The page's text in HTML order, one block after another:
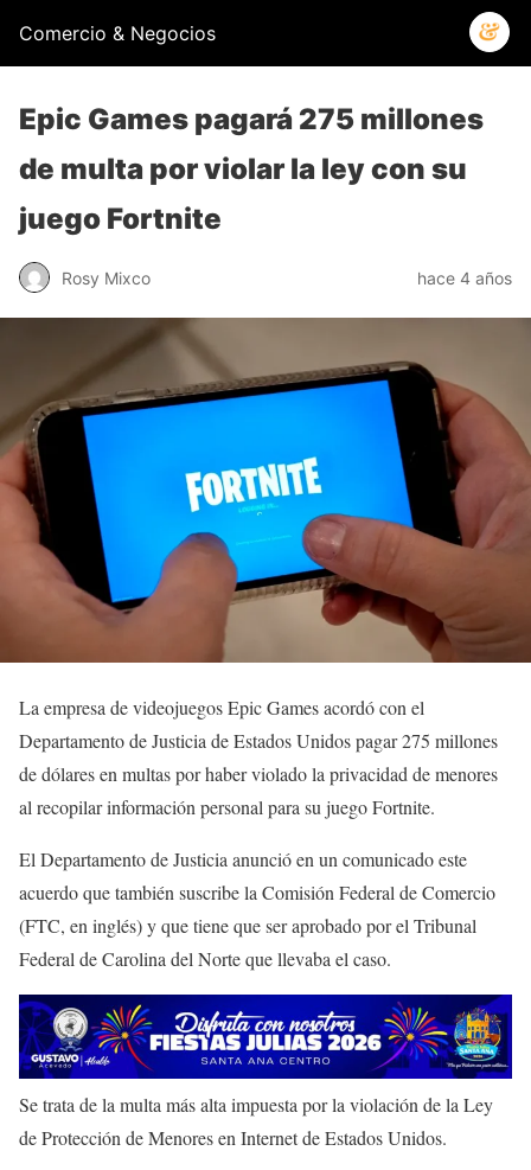
Comercio & Negocios
Epic Games pagará 275 millones
de multa por violar la ley con su
juego Fortnite
Rosy Mixco hace 4 años
La empresa de videojuegos Epic Games acordó con el
Departamento de Justicia de Estados Unidos pagar 275 millones
de dólares en multas por haber violado la privacidad de menores
al recopilar información personal para su juego Fortnite.
El Departamento de Justicia anunció en un comunicado este
acuerdo que también suscribe la Comisión Federal de Comercio
(FTC, en inglés) y que tiene que ser aprobado por el Tribunal
Federal de Carolina del Norte que llevaba el caso.
Se trata de la multa más alta impuesta por la violación de la Ley
de Protección de Menores en Internet de Estados Unidos.